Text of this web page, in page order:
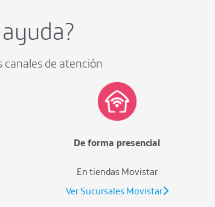
canales de atención
De forma presencial
En tiendas Movistar
Ver Sucursales Movistar